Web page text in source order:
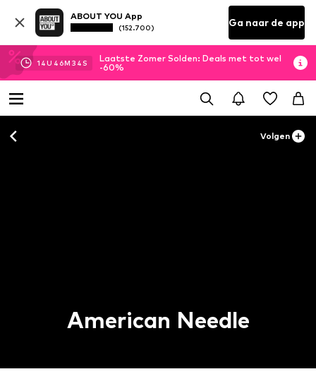
ABOUT YOU App
(152.700) Ga naar de app
14U 46M 34 S
Laatste Zomer Solden: Deals met tot wel
-60%
Volgen
American Needle